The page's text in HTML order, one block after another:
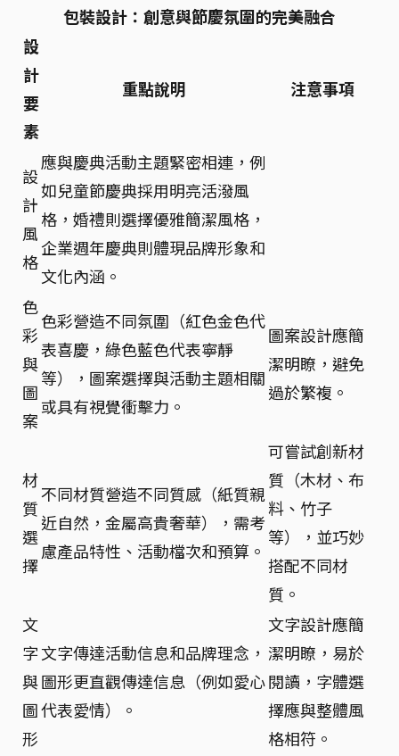
包裝設計：創意與節慶氛圍的完美融合
設
計
要
素
重點說明 注意事項
設
計
風
格
應與慶典活動主題緊密相連，例
如兒童節慶典採用明亮活潑風
格，婚禮則選擇優雅簡潔風格，
企業週年慶典則體現品牌形象和
文化內涵。
色
彩
與
圖
案
色彩營造不同氛圍（紅色金色代
表喜慶，綠色藍色代表寧靜
等），圖案選擇與活動主題相關
或具有視覺衝擊力。
圖案設計應簡
潔明瞭，避免
過於繁複。
材
質
選
擇
不同材質營造不同質感（紙質親
近自然，金屬高貴奢華），需考
慮產品特性、活動檔次和預算。
可嘗試創新材
質（木材、布
料、竹子
等），並巧妙
搭配不同材
質。
文
字
與
圖
形
文字傳達活動信息和品牌理念，
圖形更直觀傳達信息（例如愛心
代表愛情）。
文字設計應簡
潔明瞭，易於
閱讀，字體選
擇應與整體風
格相符。